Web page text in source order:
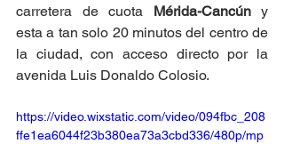
carretera de cuota Mérida-Cancún y
esta a tan solo 20 minutos del centro de
la ciudad, con acceso directo por la
avenida Luis Donaldo Colosio.
https://video.wixstatic.com/video/094fbc_208
ffe1ea6044f23b380ea73a3cbd336/480p/mp